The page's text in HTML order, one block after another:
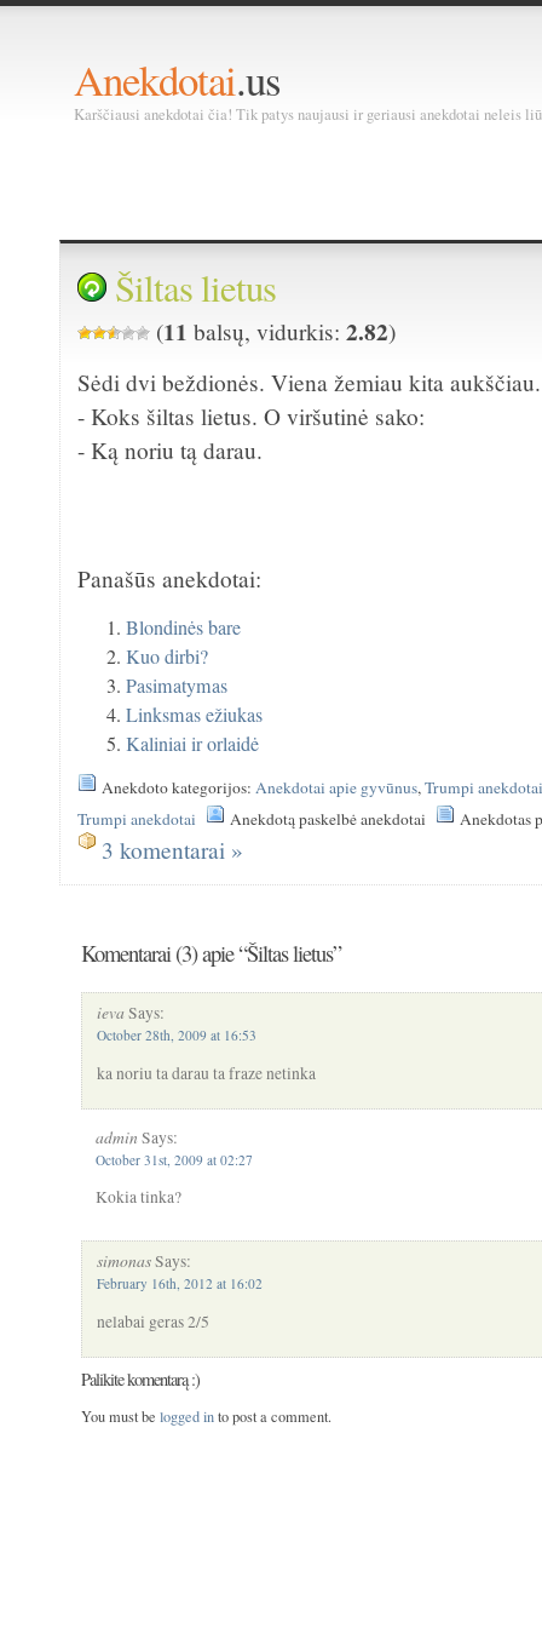
Anekdotai.us
Karščiausi anekdotai čia! Tik patys naujausi ir geriausi anekdotai neleis
Šiltas lietus
(11 balsų, vidurkis:2.82)
Sėdi dvi beždionės. Viena žemiau kita
- Koks šiltas lietus. O viršutinė sako:
- Ką noriu tą darau.
Panašūs anekdotai:
Blondinės bare
Kuo dirbi?
Pasimatymas
Linksmas ežiukas
Kaliniai ir orlaidė
Anekdoto kategorijos:Anekdotai apie gyvūnus,Trumpi
Trumpi anekdotai
Anekdotą paskelbė anekdotai Anekdotas
3 komentarai »
Komentarai (3) apie “Šiltas lietus”
ievaSays:
October 28th, 2009 at 16:53
ka noriu ta darau ta fraze netinka
admin Says:
October 31st, 2009 at 02:27
Kokia tinka?
simonasSays:
February 16th, 2012 at 16:02
nelabai geras 2/5
Palikite komentarą :)
You must be logged into post a comment.